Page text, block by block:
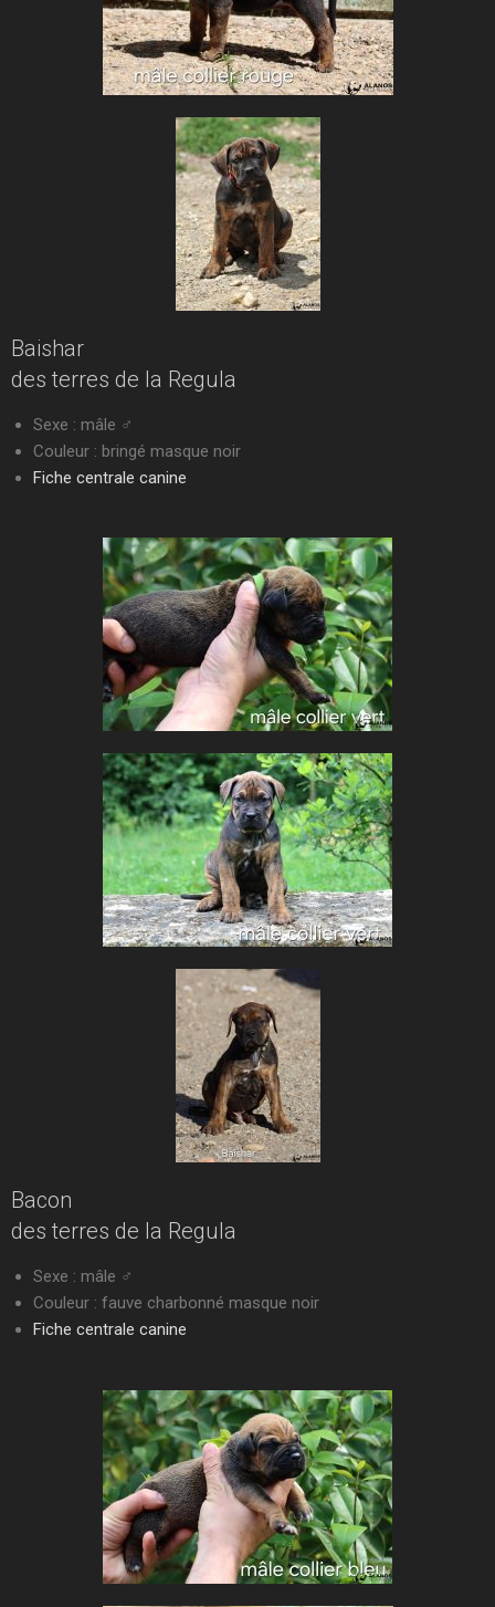
Baishar
des terres de la Regula
Sexe : mâle ♂
Couleur : bringé masque noir
Fiche centrale canine
Bacon
des terres de la Regula
Sexe : mâle ♂
Couleur : fauve charbonné masque noir
Fiche centrale canine